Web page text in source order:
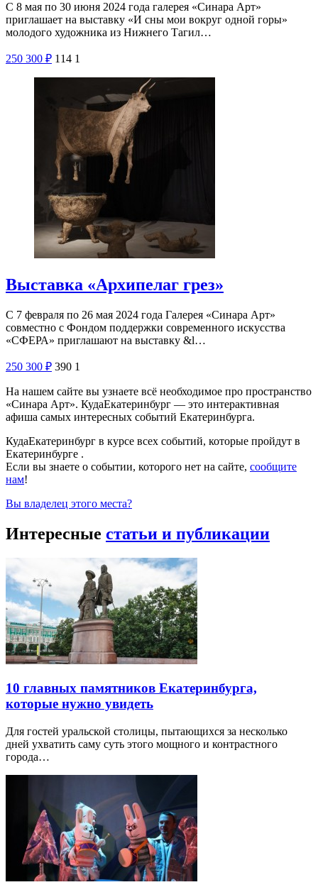
С 8 мая по 30 июня 2024 года галерея «Синара Арт»
приглашает на выставку «И сны мои вокруг одной горы»
молодого художника из Нижнего Тагил…
250 300 ₽ 114 1
Выставка «Архипелаг грез»
С 7 февраля по 26 мая 2024 года Галерея «Синара Арт»
совместно с Фондом поддержки современного искусства
«СФЕРА» приглашают на выставку &l…
250 300 ₽ 390 1
На нашем сайте вы узнаете всё необходимое про пространство
«Синара Арт». КудаЕкатеринбург — это интерактивная
афиша самых интересных событий Екатеринбурга.
КудаЕкатеринбург в курсе всех событий, которые пройдут в
Екатеринбурге .
Если вы знаете о событии, которого нет на сайте, сообщите
нам!
Вы владелец этого места?
Интересные статьи и публикации
10 главных памятников Екатеринбурга,
которые нужно увидеть
Для гостей уральской столицы, пытающихся за несколько
дней ухватить саму суть этого мощного и контрастного
города…